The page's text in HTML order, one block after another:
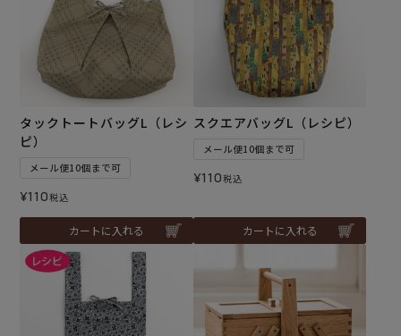
タックトートバッグL（レシ
ピ）
メール便10個まで可
¥110税込
カートに入れる
スクエアバッグL（レシピ）
メール便10個まで可
¥110税込
カートに入れる